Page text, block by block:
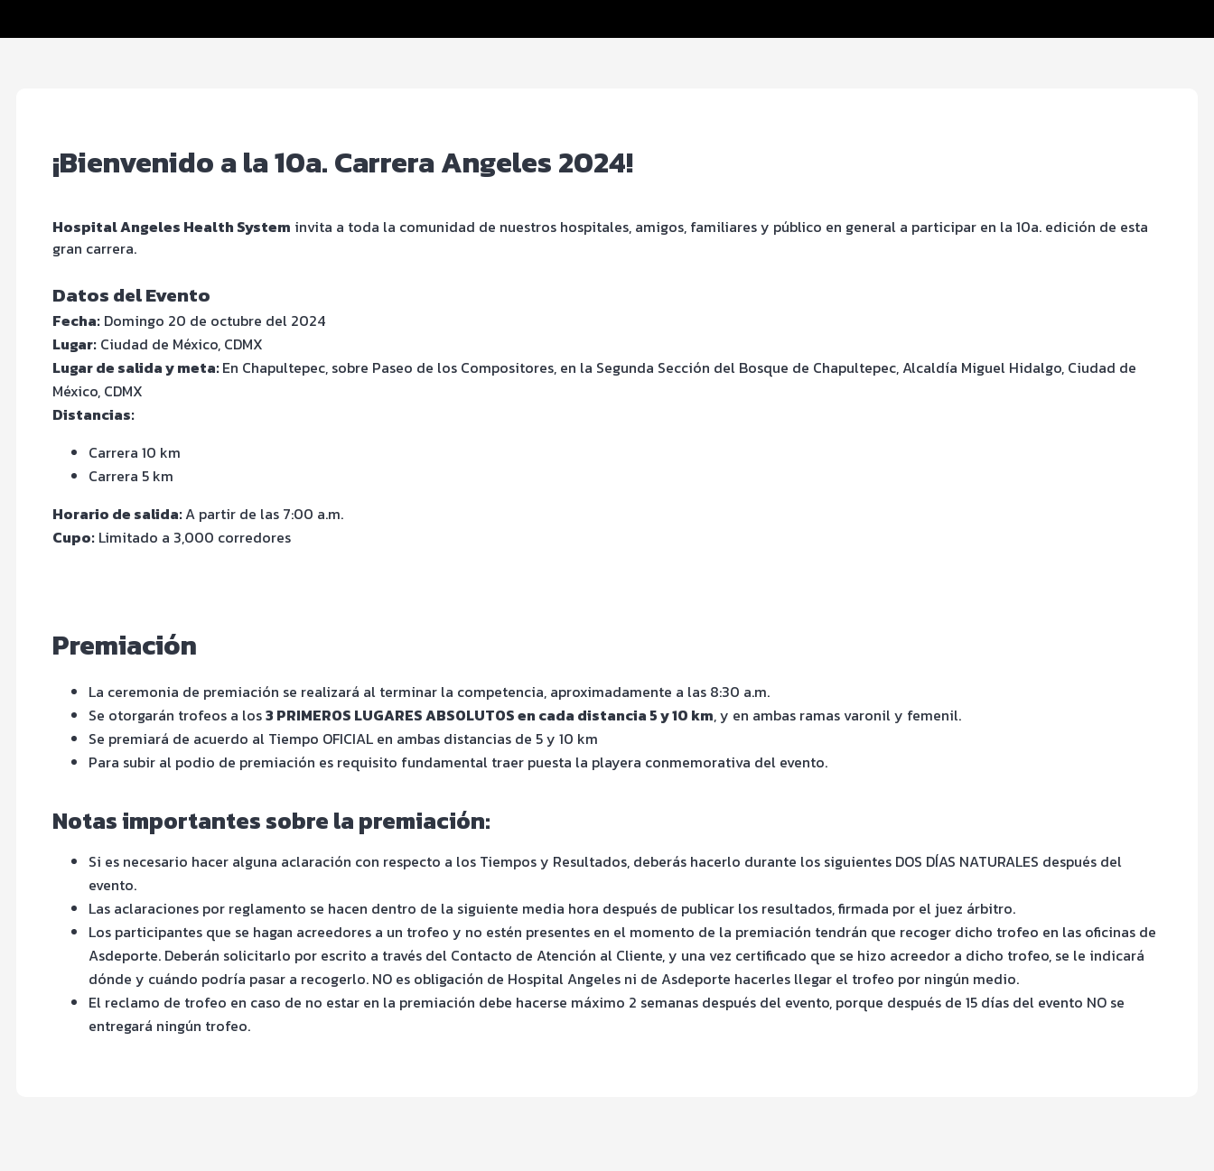
¡Bienvenido a la 10a. Carrera Angeles 2024!
Hospital Angeles Health System invita a toda la comunidad de nuestros hospitales, amigos, familiares y público en general a participar en la 10a. edición de esta
gran carrera.
Datos del Evento
Fecha: Domingo 20 de octubre del 2024
Lugar: Ciudad de México, CDMX
Lugar de salida y meta:En Chapultepec, sobre Paseo de los Compositores, en la Segunda Sección del Bosque de Chapultepec, Alcaldía Miguel Hidalgo, Ciudad de
México, CDMX
Distancias:
Carrera 10 km
Carrera 5 km
Horario de salida:A partir de las 7:00 a.m.
Cupo: Limitado a 3,000 corredores
Premiación
La ceremonia de premiación se realizará al terminar la competencia, aproximadamente a las 8:30 a.m.
Se otorgarán trofeos a los3 PRIMEROS LUGARES ABSOLUTOS en cada distancia 5 y 10 km, y en ambas ramas varonil y femenil.
Se premiará de acuerdo al Tiempo OFICIAL en ambas distancias de 5 y 10 km
Para subir al podio de premiación es requisito fundamental traer puesta la playera conmemorativa del evento.
Notas importantes sobre la premiación:
Si es necesario hacer alguna aclaración con respecto a los Tiempos y Resultados, deberás hacerlo durante los siguientes DOS DÍAS NATURALES después del
evento.
Las aclaraciones por reglamento se hacen dentro de la siguiente media hora después de publicar los resultados, firmada por el juez árbitro.
Los participantes que se hagan acreedores a un trofeo y no estén presentes en el momento de la premiación tendrán que recoger dicho trofeo en las oficinas de
Asdeporte. Deberán solicitarlo por escrito a través del Contacto de Atención al Cliente, y una vez certificado que se hizo acreedor a dicho trofeo, se le indicará
dónde y cuándo podría pasar a recogerlo. NO es obligación de Hospital Angeles ni de Asdeporte hacerles llegar el trofeo por ningún medio.
El reclamo de trofeo en caso de no estar en la premiación debe hacerse máximo 2 semanas después del evento, porque después de 15 días del evento NO se
entregará ningún trofeo.